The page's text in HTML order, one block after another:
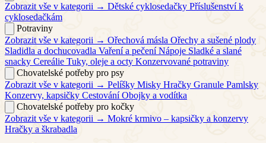
Zobrazit vše v kategorii → Dětské cyklosedačky Příslušenství k
cyklosedačkám
Potraviny
Zobrazit vše v kategorii → Ořechová másla Ořechy a sušené plody
Sladidla a dochucovadla Vaření a pečení Nápoje Sladké a slané
snacky Cereálie Tuky, oleje a octy Konzervované potraviny
Chovatelské potřeby pro psy
Zobrazit vše v kategorii → Pelíšky Misky Hračky Granule Pamlsky
Konzervy, kapsičky Cestování Obojky a vodítka
Chovatelské potřeby pro kočky
Zobrazit vše v kategorii → Mokré krmivo – kapsičky a konzervy
Hračky a škrabadla